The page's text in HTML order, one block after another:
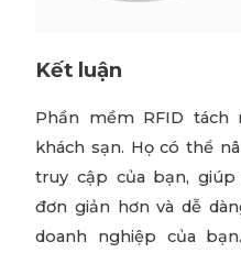
Kết luận
Phần mềm RFID tách
khách sạn. Họ có thể
truy cập của bạn,
đơn giản hơn và dễ
doanh nghiệp của